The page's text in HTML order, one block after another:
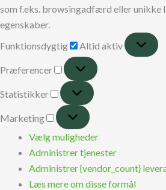
som f.eks. browsingadfærd eller unikke
egenskaber.
Funktionsdygtig
Altid aktiv
Præferencer
Statistikker
Marketing
Vælg muligheder
Administrer tjenester
Administrer {vendor_count}
Læs mere om disse formål